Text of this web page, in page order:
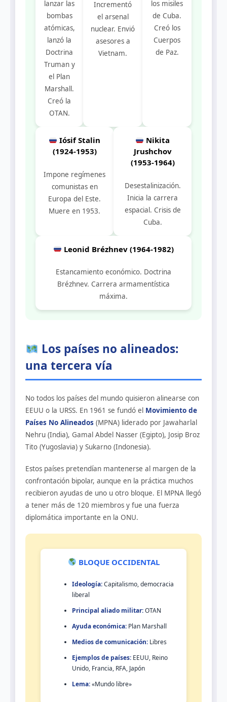
lanzar las
bombas
atómicas,
lanzó la
Doctrina
Truman y
el Plan
Marshall.
Creó la
OTAN.
Incrementó
el arsenal
nuclear. Envió
asesores a
Vietnam.
los misiles
de Cuba.
Creó los
Cuerpos
de Paz.
Iósif Stalin
(1924-1953)
Impone regímenes
comunistas en
Europa del Este.
Muere en 1953.
Nikita
Jrushchov
(1953-1964)
Desestalinización.
Inicia la carrera
espacial. Crisis de
Cuba.
Leonid Brézhnev (1964-1982)
Estancamiento económico. Doctrina
Brézhnev. Carrera armamentística
máxima.
Los países no alineados:
una tercera vía
No todos los países del mundo quisieron alinearse con
EEUU o la URSS. En 1961 se fundó el Movimiento de
Países No Alineados (MPNA) liderado por Jawaharlal
Nehru (India), Gamal Abdel Nasser (Egipto), Josip Broz
Tito (Yugoslavia) y Sukarno (Indonesia).
Estos países pretendían mantenerse al margen de la
confrontación bipolar, aunque en la práctica muchos
recibieron ayudas de uno u otro bloque. El MPNA llegó
a tener más de 120 miembros y fue una fuerza
diplomática importante en la ONU.
BLOQUE OCCIDENTAL
Ideología:Capitalismo, democracia
liberal
Principal aliado militar:OTAN
Ayuda económica: Plan Marshall
Medios de comunicación: Libres
Ejemplos de países: EEUU, Reino
Unido, Francia, RFA, Japón
Lema:«Mundo libre»